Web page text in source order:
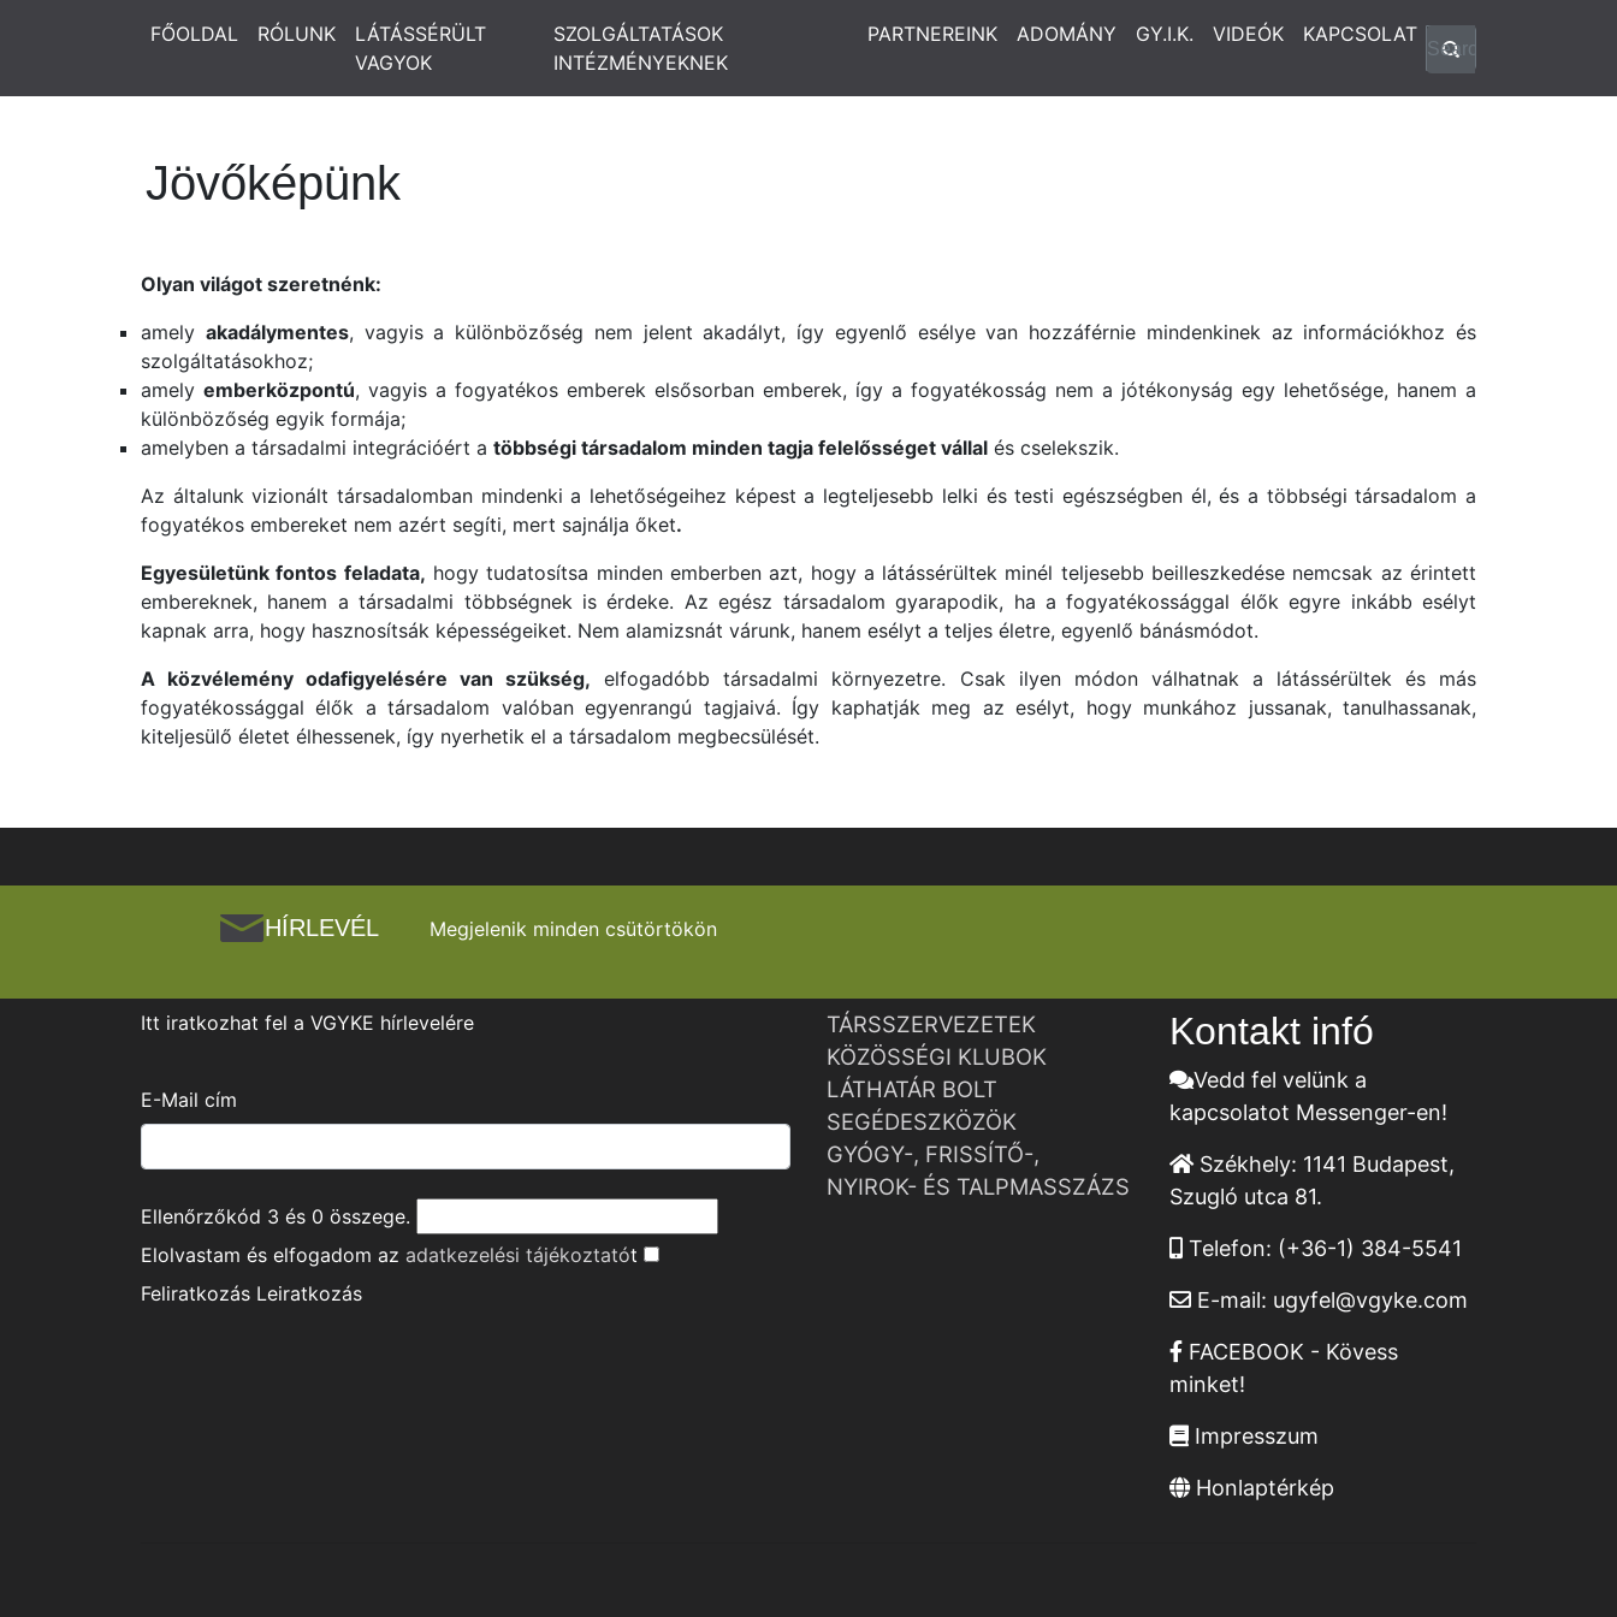
FŐOLDAL RÓLUNK
LÁTÁSSÉRÜLT
VAGYOK
SZOLGÁLTATÁSOK
INTÉZMÉNYEKNEK
PARTNEREINK ADOMÁNY GY.I.K. VIDEÓK KAPCSOLAT
Jövőképünk
Olyan világot szeretnénk:
amely akadálymentes, vagyis a különbözőség nem jelent akadályt, így egyenlő esélye van hozzáférnie mindenkinek az információkhoz és
szolgáltatásokhoz;
amely emberközpontú, vagyis a fogyatékos emberek elsősorban emberek, így a fogyatékosság nem a jótékonyság egy lehetősége, hanem a
különbözőség egyik formája;
amelyben a társadalmi integrációért a többségi társadalom minden tagja felelősséget vállal és cselekszik.
Az általunk vizionált társadalomban mindenki a lehetőségeihez képest a legteljesebb lelki és testi egészségben él, és a többségi társadalom a
fogyatékos embereket nem azért segíti, mert sajnálja őket.
Egyesületünk fontos feladata, hogy tudatosítsa minden emberben azt, hogy a látássérültek minél teljesebb beilleszkedése nemcsak az érintett
embereknek, hanem a társadalmi többségnek is érdeke. Az egész társadalom gyarapodik, ha a fogyatékossággal élők egyre inkább esélyt
kapnak arra, hogy hasznosítsák képességeiket. Nem alamizsnát várunk, hanem esélyt a teljes életre, egyenlő bánásmódot.
A közvélemény odafigyelésére van szükség, elfogadóbb társadalmi környezetre. Csak ilyen módon válhatnak a látássérültek és más
fogyatékossággal élők a társadalom valóban egyenrangú tagjaivá. Így kaphatják meg az esélyt, hogy munkához jussanak, tanulhassanak,
kiteljesülő életet élhessenek, így nyerhetik el a társadalom megbecsülését.
HÍRLEVÉL Megjelenik minden csütörtökön
Itt iratkozhat fel a VGYKE hírlevelére
E-Mail cím
Ellenőrzőkód 3 és 0 összege.
Elolvastam és elfogadom az adatkezelési tájékoztatót
Feliratkozás Leiratkozás
TÁRSSZERVEZETEK
KÖZÖSSÉGI KLUBOK
LÁTHATÁR BOLT
SEGÉDESZKÖZÖK
GYÓGY-, FRISSÍTŐ-,
NYIROK- ÉS TALPMASSZÁZS
Kontakt infó
Vedd fel velünk a
kapcsolatot Messenger-en!
Székhely: 1141 Budapest,
Szugló utca 81.
Telefon: (+36-1) 384-5541
E-mail: ugyfel@vgyke.com
FACEBOOK - Kövess
minket!
Impresszum
Honlaptérkép